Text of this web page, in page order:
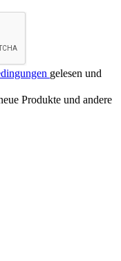
gelesen und
Produkte und andere